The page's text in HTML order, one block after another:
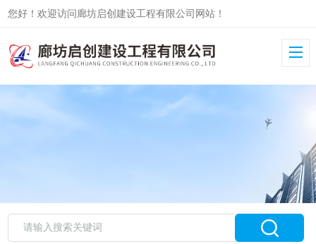
您好！欢迎访问廊坊启创建设工程有限公司网站！